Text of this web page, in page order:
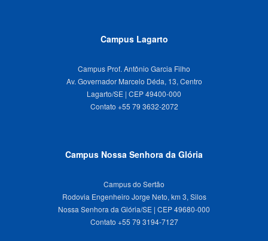
Campus Lagarto
Campus Prof. Antônio Garcia Filho
Av. Governador Marcelo Déda, 13, Centro
Lagarto/SE | CEP 49400-000
Campus Nossa Senhora da Glória
Campus do Sertão
Rodovia Engenheiro Jorge Neto, km 3, Silos
Nossa Senhora da Glória/SE | CEP 49680-000
Contato +55 79 3194-7127